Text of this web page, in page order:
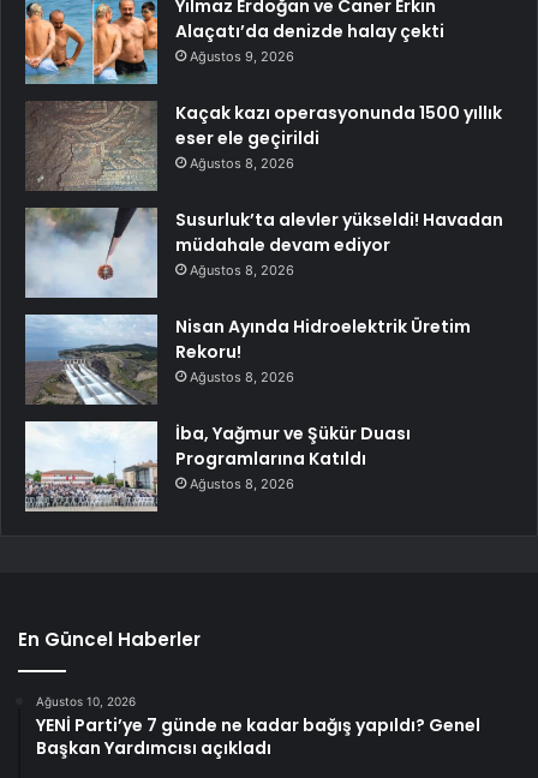
Yılmaz Erdoğan ve Caner Erkin
Alaçatı’da denizde halay çekti
Ağustos 9, 2026
Kaçak kazı operasyonunda 1500 yıllık
eser ele geçirildi
Ağustos 8, 2026
Susurluk’ta alevler yükseldi! Havadan
müdahale devam ediyor
Ağustos 8, 2026
Nisan Ayında Hidroelektrik Üretim
Rekoru!
Ağustos 8, 2026
İba, Yağmur ve Şükür Duası
Programlarına Katıldı
Ağustos 8, 2026
En Güncel Haberler
Ağustos 10, 2026
YENİ Parti’ye 7 günde ne kadar bağış yapıldı? Genel
Başkan Yardımcısı açıkladı